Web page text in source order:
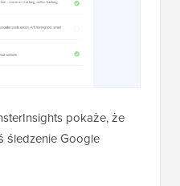
pokaże, że
śledzenie Google